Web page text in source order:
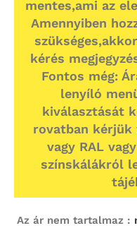
mentes,ami az
Amennyiben
kérés
Fontos még:
lenyíló
kiválasztását
rovatban
vagy RAL
színskálákról
Az ár nem tartalmaz :